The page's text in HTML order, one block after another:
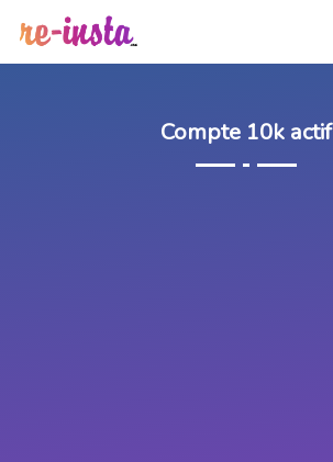
Compte 10k actif